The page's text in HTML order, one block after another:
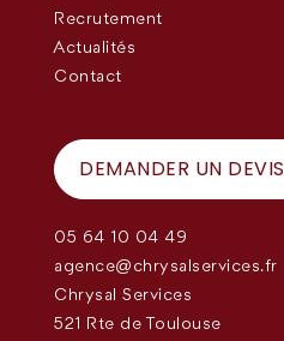
Recrutement
Actualités
Contact
DEMANDER UN DEVIS
05 64 10 04 49
agence@chrysalservices.fr
Chrysal Services
521 Rte de Toulouse